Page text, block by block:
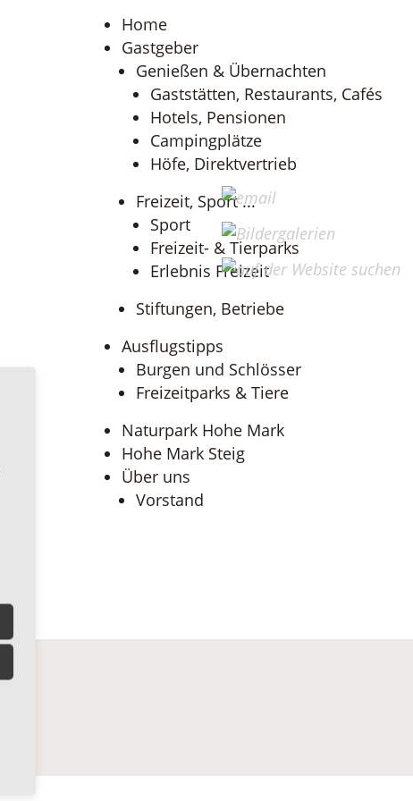
Home
Gastgeber
Genießen & Übernachten
Gaststätten, Restaurants, Cafés
Hotels, Pensionen
Campingplätze
Höfe, Direktvertrieb
Freizeit, Sport ...
Sport
Freizeit- & Tierparks
Erlebnis Freizeit
Stiftungen, Betriebe
Ausflugstipps
Burgen und Schlösser
Freizeitparks & Tiere
Naturpark Hohe Mark
Hohe Mark Steig
Über uns
Vorstand